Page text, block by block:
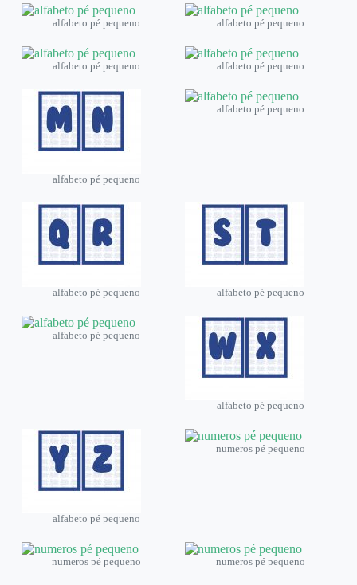
alfabeto pé pequeno alfabeto pé pequeno
alfabeto pé pequeno alfabeto pé pequeno
alfabeto pé pequeno
alfabeto pé pequeno
alfabeto pé pequeno alfabeto pé pequeno
alfabeto pé pequeno
alfabeto pé pequeno
alfabeto pé pequeno
numeros pé pequeno
numeros pé pequeno numeros pé pequeno